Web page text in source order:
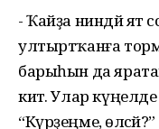
- Ҡайҙа ниндәй ят
ултыртҡанға
барыһын да
китә. Улар күңелде
“Күрҙеңме,